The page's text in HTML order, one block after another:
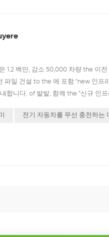
1.2 백만, 감소 50,000 차량 the 이
파일 건설 to the 에 포함 "new 인프
합니다. of 발발, 함께 the "신규 인
전기 자동차를 무선 충전하는